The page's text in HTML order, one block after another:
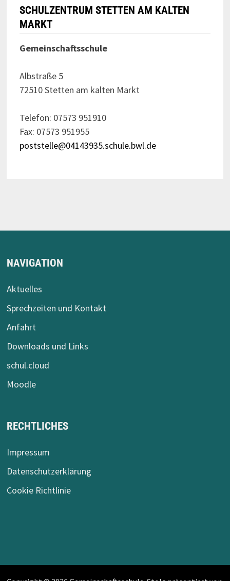
SCHULZENTRUM STETTEN AM KALTEN
MARKT
Gemeinschaftsschule
Albstraße 5
72510 Stetten am kalten Markt
Telefon: 07573 951910
Fax: 07573 951955
poststelle@04143935.schule.bwl.de
NAVIGATION
Aktuelles
Sprechzeiten und Kontakt
Anfahrt
Downloads und Links
schul.cloud
Moodle
RECHTLICHES
Impressum
Datenschutzerklärung
Cookie Richtlinie